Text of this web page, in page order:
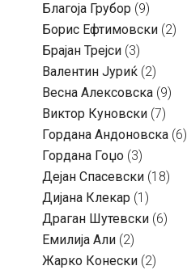
Благоја Грубор (9)
Борис Ефтимовски (2)
Брајан Трејси (3)
Валентин Јуриќ (2)
Весна Алексовска (9)
Виктор Куновски (7)
Гордана Андоновска (6)
Гордана Гоџо (3)
Дејан Спасевски (18)
Дијана Клекар (1)
Драган Шутевски (6)
Емилија Али (2)
Жарко Конески (2)